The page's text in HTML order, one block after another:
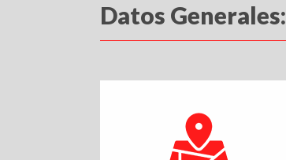
Datos Generales: